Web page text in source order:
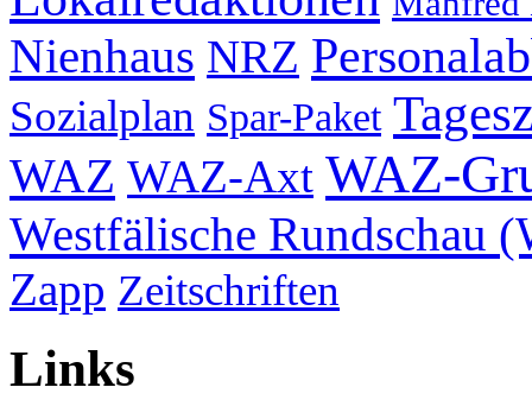
Nienhaus NRZ
Sozialplan Spar-Paket
WAZ WAZ-Axt WAZ-
Westfälische Rundschau
Zapp Zeitschriften
Links